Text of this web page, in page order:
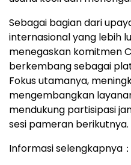
Sebagai bagian dari
internasional yang lebih
menegaskan komitmen
berkembang sebagai
Fokus utamanya,
mengembangkan
mendukung partisipasi
sesi pameran berikutnya.
Informasi selengkapnya：